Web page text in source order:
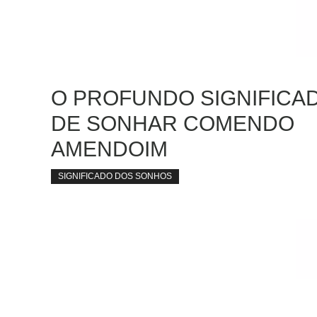
O PROFUNDO
DE SONHAR COMENDO
AMENDOIM
SIGNIFICADO DOS SONHOS